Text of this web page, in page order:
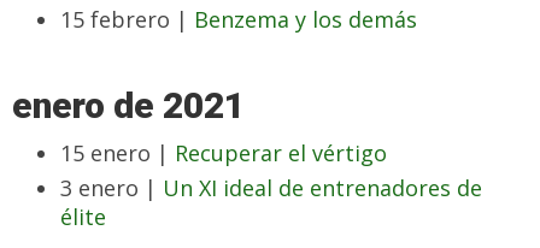
15 febrero | Benzema y los demás
enero de 2021
15 enero | Recuperar el vértigo
3 enero | Un XI ideal de entrenadores de
élite